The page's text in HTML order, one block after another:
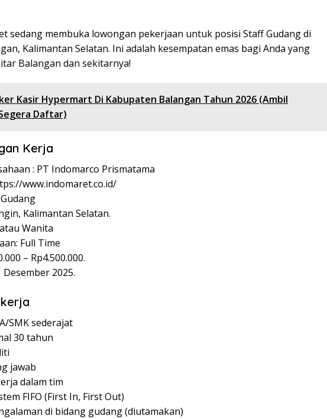
sedang membuka lowongan pekerjaan untuk posisi Staff Gudang di
Kalimantan Selatan. Ini adalah kesempatan emas bagi Anda yang
Balangan dan sekitarnya!
Kasir Hypermart Di Kabupaten Balangan Tahun 2026 (Ambil
Daftar)
Kerja
: PT Indomarco Prismatama
www.indomaret.co.id/
Kalimantan Selatan.
Wanita
Full Time
– Rp4.500.000.
2025.
SMK sederajat
30 tahun
jawab
dalam tim
FIFO (First In, First Out)
di bidang gudang (diutamakan)